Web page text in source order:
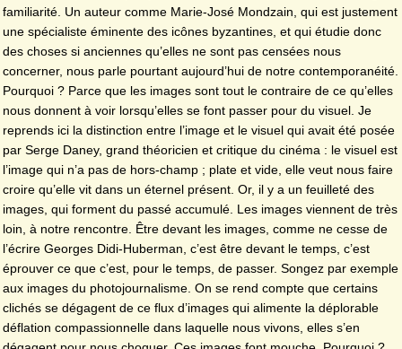
familiarité. Un auteur comme Marie-José Mondzain, qui est justement
une spécialiste éminente des icônes byzantines, et qui étudie donc
des choses si anciennes qu’elles ne sont pas censées nous
concerner, nous parle pourtant aujourd’hui de notre contemporanéité.
Pourquoi ? Parce que les images sont tout le contraire de ce qu’elles
nous donnent à voir lorsqu’elles se font passer pour du visuel. Je
reprends ici la distinction entre l’image et le visuel qui avait été posée
par Serge Daney, grand théoricien et critique du cinéma : le visuel est
l’image qui n’a pas de hors-champ ; plate et vide, elle veut nous faire
croire qu’elle vit dans un éternel présent. Or, il y a un feuilleté des
images, qui forment du passé accumulé. Les images viennent de très
loin, à notre rencontre. Être devant les images, comme ne cesse de
l’écrire Georges Didi-Huberman, c’est être devant le temps, c’est
éprouver ce que c’est, pour le temps, de passer. Songez par exemple
aux images du photojournalisme. On se rend compte que certains
clichés se dégagent de ce flux d’images qui alimente la déplorable
déflation compassionnelle dans laquelle nous vivons, elles s’en